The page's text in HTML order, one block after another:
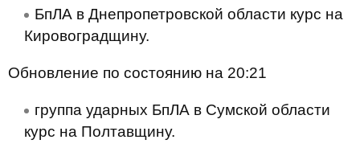
БпЛА в Днепропетровской области курс на
Кировоградщину.
Обновление по состоянию на 20:21
группа ударных БпЛА в Сумской области
курс на Полтавщину.